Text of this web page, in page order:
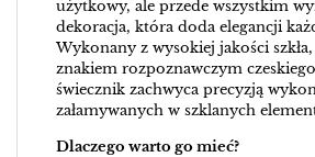
użytkowy, ale przede wszystkim
dekoracja, która doda elegancji
Wykonany z wysokiej jakości
znakiem rozpoznawczym
świecznik zachwyca precyzją
załamywanych w szklanych
Dlaczego warto go mieć?